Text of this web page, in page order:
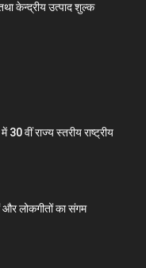
केन्द्रीय उत्पाद शुल्क
वीं राज्य स्तरीय राष्ट्रीय
लोकगीतों का संगम